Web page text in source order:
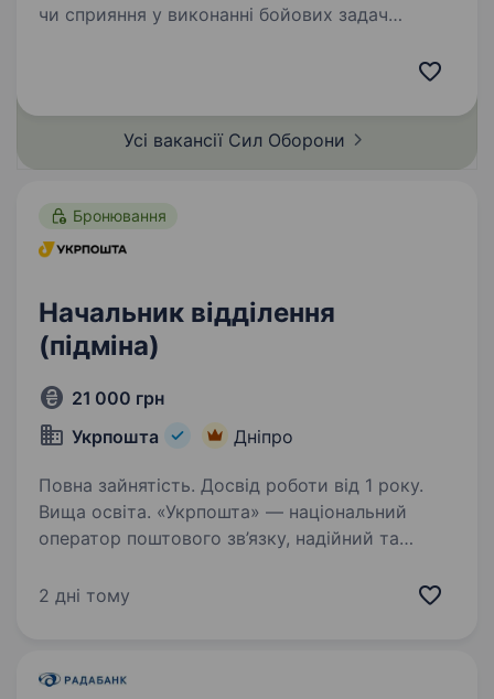
чи сприяння у виконанні бойових задач
безпосередньо в зоні активних бойових дій;
Обов‘язкові вимоги:…
Усі вакансії Сил Оборони
Бронювання
Начальник відділення
(підміна)
21 000 грн
Укрпошта
Дніпро
Повна зайнятість. Досвід роботи від 1 року.
Вища освіта. «Укрпошта» — національний
оператор поштового зв’язку, надійний та
команда «Укрпошти» — це фахівці, які
2 дні тому